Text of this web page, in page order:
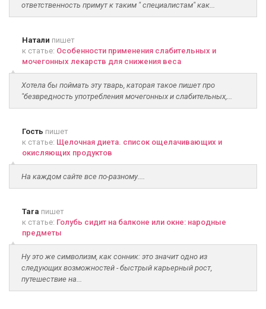
ответственность примут к таким " специалистам" как...
Натали пишет
к статье: Особенности применения слабительных и
мочегонных лекарств для снижения веса
Хотела бы поймать эту тварь, каторая такое пишет про
"безвредность употребления мочегонных и слабительных,...
Гость пишет
к статье: Щелочная диета. список ощелачивающих и
окисляющих продуктов
На каждом сайте все по-разному....
Tara пишет
к статье: Голубь сидит на балконе или окне: народные
предметы
Ну это же символизм, как сонник: это значит одно из
следующих возможностей - быстрый карьерный рост,
путешествие на...